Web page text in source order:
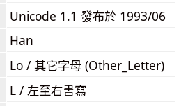
Unicode 1.1 發布於 1993/06
Han
Lo / 其它字母 (Other_Letter)
L / 左至右書寫